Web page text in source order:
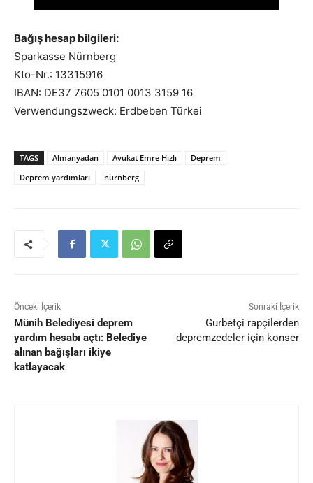
Bağış hesap bilgileri:
Sparkasse Nürnberg
Kto-Nr.: 13315916
IBAN: DE37 7605 0101 0013 3159 16
Verwendungszweck: Erdbeben Türkei
TAGS Almanyadan Avukat Emre Hızlı
Deprem
Deprem yardımları
nürnberg
Önceki İçerik
Münih Belediyesi deprem
yardım hesabı açtı: Belediye
alınan bağışları ikiye
katlayacak
Sonraki İçerik
Gurbetçi rapçilerden
depremzedeler için konser